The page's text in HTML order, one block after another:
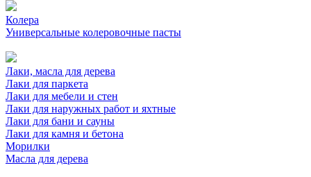
Колера
Универсальные колеровочные пасты
Лаки, масла для дерева
Лаки для паркета
Лаки для мебели и стен
Лаки для наружных работ и яхтные
Лаки для бани и сауны
Лаки для камня и бетона
Морилки
Масла для дерева